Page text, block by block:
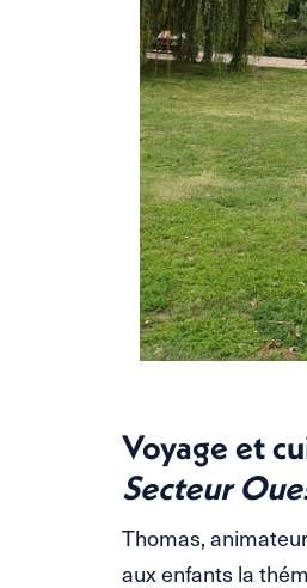
Voyage et
Secteur
Thomas,
aux enfants la